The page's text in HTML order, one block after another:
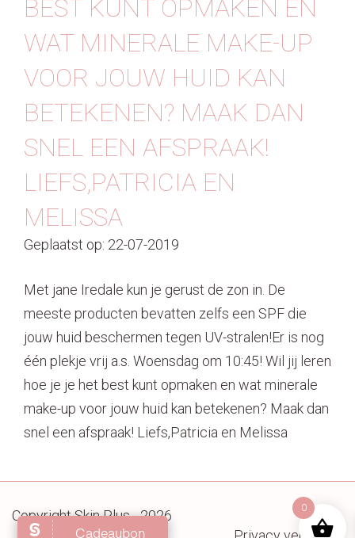
BEST KUNT OPMAKEN EN
WAT MINERALE MAKE-UP
VOOR JOUW HUID KAN
BETEKENEN? MAAK DAN
SNEL EEN AFSPRAAK!
LIEFS,PATRICIA EN
MELISSA
Geplaatst op: 22-07-2019
Met jane Iredale kun je gerust de zon in. De
meeste producten bevatten zelfs een SPF die
jouw huid beschermen tegen UV-stralen!Er is nog
één plekje vrij a.s. Woensdag om 10:45! Wil jij leren
hoe je je het best kunt opmaken en wat minerale
make-up voor jouw huid kan betekenen? Maak dan
snel een afspraak! Liefs,Patricia en Melissa
Copyright Skin Plus - 2026
0